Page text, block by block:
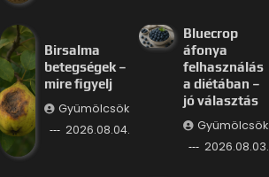
Birsalma
betegségek –
mire figyelj
Gyümölcsök
2026.08.04.
Bluecrop
áfonya
felhasználás
a diétában –
jó választás
Gyümölcsök
2026.08.03.